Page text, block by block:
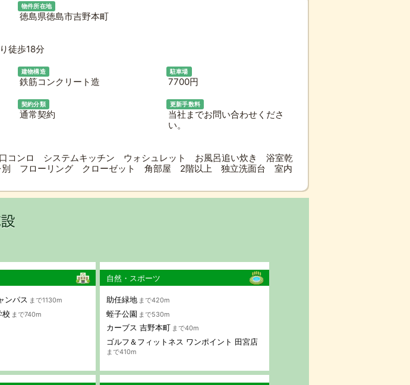
物件所在地
徳島県徳島市吉野本町
徒歩18分
建物構造
鉄筋コンクリート造
駐車場
7700円
契約分類
通常契約
更新手数料
当社までお問い合わせくださ
い。
コンロ システムキッチン ウォシュレット お風呂追い炊き 浴室乾
フローリング クローゼット 角部屋 2階以上 独立洗面台 室内
ンパス まで1130m
校 まで740m
自然・スポーツ
助任緑地 まで420m
蛭子公園 まで530m
カーブス 吉野本町 まで40m
ゴルフ＆フィットネス ワンポイント 田宮店
まで410m